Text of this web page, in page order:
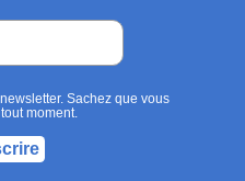
Sachez que vous
moment.